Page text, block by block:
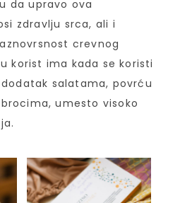
da upravo ova
zdravlju srca, ali i
crevnog
korist ima kada se koristi
salatama, povrću
umesto visoko